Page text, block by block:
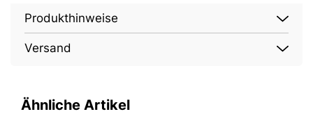
Produkthinweise
Versand
Ähnliche Artikel